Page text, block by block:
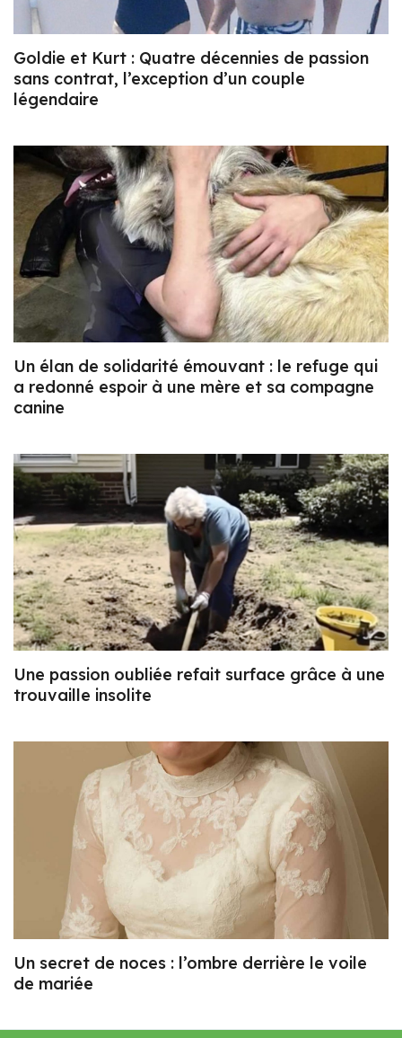
Goldie et Kurt : Quatre décennies de passion
sans contrat, l’exception d’un couple
légendaire
Un élan de solidarité émouvant : le refuge qui
a redonné espoir à une mère et sa compagne
canine
Une passion oubliée refait surface grâce à une
trouvaille insolite
Un secret de noces : l’ombre derrière le voile
de mariée